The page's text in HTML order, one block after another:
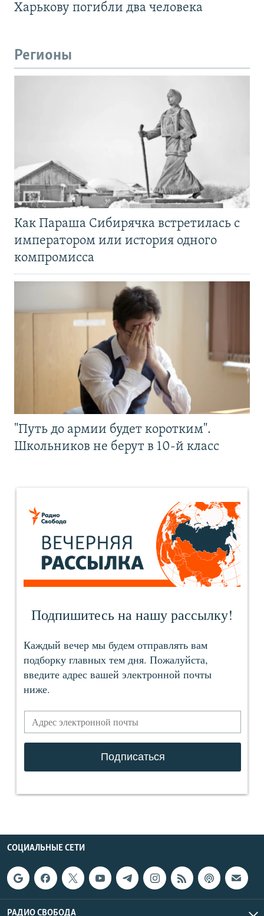
Харькову погибли два человека
Регионы
Как Параша Сибирячка встретилась с
императором или история одного
компромисса
"Путь до армии будет коротким".
Школьников не берут в 10-й класс
СОЦИАЛЬНЫЕ СЕТИ
РАДИО СВОБОДА